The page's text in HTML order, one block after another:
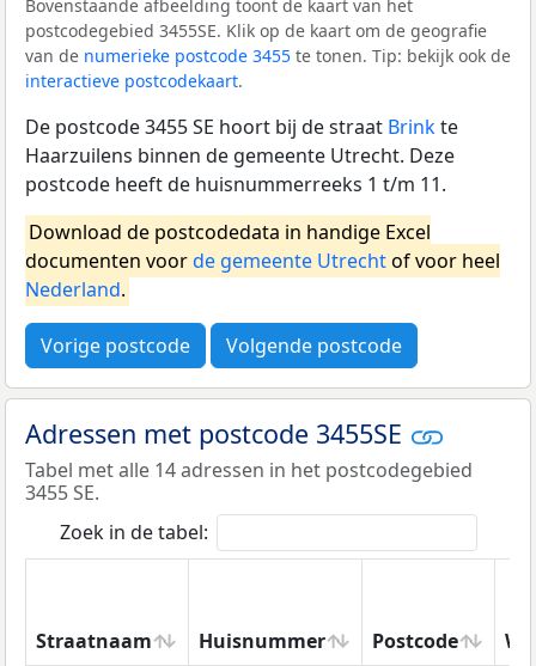
Bovenstaande afbeelding toont de kaart van het
postcodegebied 3455SE. Klik op de kaart om de geografie
van de numerieke postcode 3455 te tonen. Tip: bekijk ook de
interactieve postcodekaart.
De postcode 3455 SE hoort bij de straat Brinkte
Haarzuilens binnen de gemeente Utrecht. Deze
postcode heeft de huisnummerreeks 1 t/m 11.
Download de postcodedata in handige Excel
documenten voorde gemeente Utrechtof voor heel
Nederland.
Vorige postcode Volgende postcode
Adressen met postcode 3455SE
Tabel met alle 14 adressen in het postcodegebied
3455 SE.
Zoek in de tabel:
Straatnaam Huisnummer Postcode